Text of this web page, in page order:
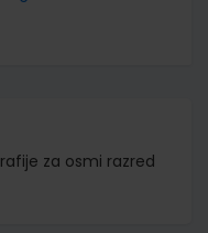
za osmi razred